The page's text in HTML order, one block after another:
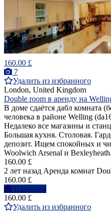
160.00 £
7
Удалить из избранного
London, United Kingdom
Double room в аренду на
В доме сдаётся дабл комната
человека в районе Welling
Недалеко все магазины и
Большая кухня. Столовая.
депозит. Ищем спокойных и
Woolwich Arsenal и
160.00 £
2 лет назад Аренда комнат
160.00 £
Написать
160.00 £
Удалить из избранного